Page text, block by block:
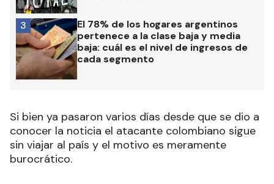
El 78% de los hogares argentinos
pertenece a la clase baja y media
baja: cuál es el nivel de ingresos de
cada segmento
3
Si bien ya pasaron varios días desde que se dio a
conocer la noticia el atacante colombiano sigue
sin viajar al país y el motivo es meramente
burocrático.